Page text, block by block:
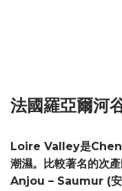
法國羅亞爾河
Loire Valley是
潮濕。比較著名的次
Anjou – Saumur (安